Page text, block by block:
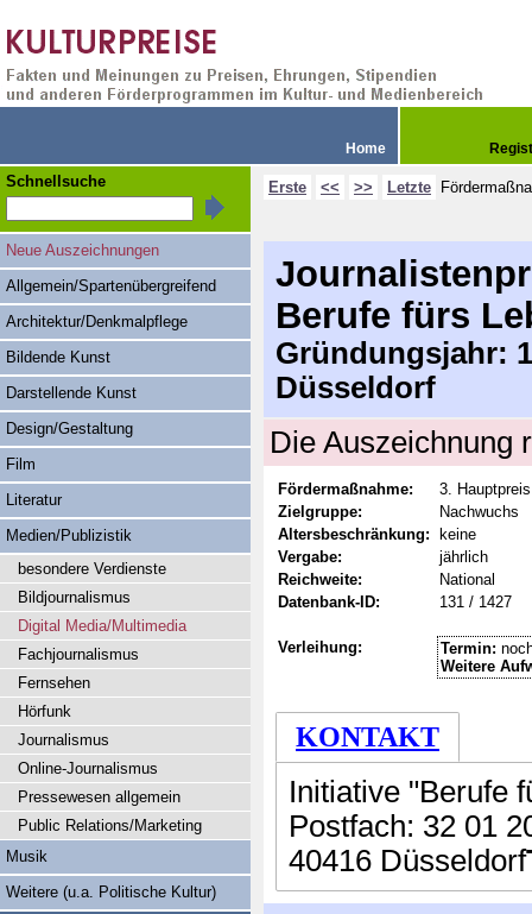
Home
Erste << >> Letzte
Berufe fürs
Gründungsjahr:
Düsseldorf
Die Auszeichnung
Fördermaßnahme:
3. Hauptpreis
Zielgruppe:
Nachwuchs
Altersbeschränkung:
keine
Vergabe:
jährlich
Reichweite:
National
Datenbank-ID:
131 / 1427
Verleihung: Termin:
Weitere
KONTAKT
Initiative "Berufe
Postfach: 32 01
40416 Düsseldorf
Schnellsuche
Neue Auszeichnungen
Allgemein/Spartenübergreifend
Architektur/Denkmalpflege
Bildende Kunst
Darstellende Kunst
Design/Gestaltung
Film
Literatur
Medien/Publizistik
besondere Verdienste
Bildjournalismus
Digital Media/Multimedia
Fachjournalismus
Fernsehen
Hörfunk
Journalismus
Online-Journalismus
Pressewesen allgemein
Public Relations/Marketing
Musik
Weitere (u.a. Politische Kultur)